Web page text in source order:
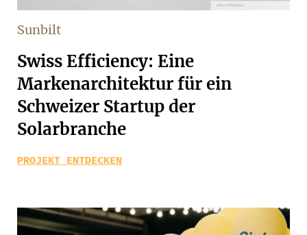
Sunbilt
Swiss Efficiency: Eine
Markenarchitektur für ein
Schweizer Startup der
Solarbranche
PROJEKT ENTDECKEN